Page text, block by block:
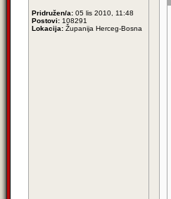
Pridružen/a: 05 lis 2010, 11:48
Postovi: 108291
Lokacija: Županija Herceg-Bosna